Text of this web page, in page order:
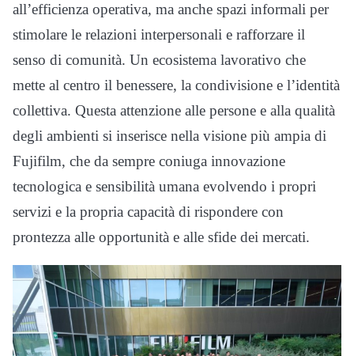
all’efficienza operativa, ma anche spazi informali per
stimolare le relazioni interpersonali e rafforzare il
senso di comunità. Un ecosistema lavorativo che
mette al centro il benessere, la condivisione e l’identità
collettiva. Questa attenzione alle persone e alla qualità
degli ambienti si inserisce nella visione più ampia di
Fujifilm, che da sempre coniuga innovazione
tecnologica e sensibilità umana evolvendo i propri
servizi e la propria capacità di rispondere con
prontezza alle opportunità e alle sfide dei mercati.